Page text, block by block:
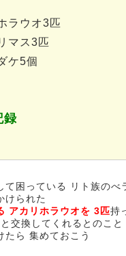
ラウオ3匹
マス3匹
ケ5個
録
て困っている リト族のべ
けられた
アカリホラウオを 3匹持
交換してくれるとのこと
たら 集めておこう